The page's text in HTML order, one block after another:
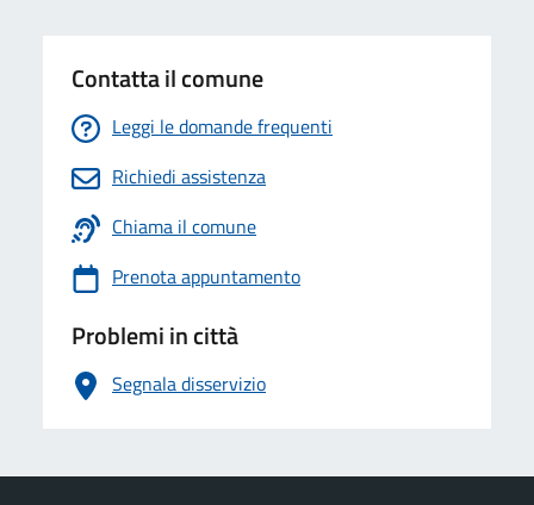
Contatta il comune
Leggi le domande frequenti
Richiedi assistenza
Chiama il comune
Prenota appuntamento
Problemi in città
Segnala disservizio